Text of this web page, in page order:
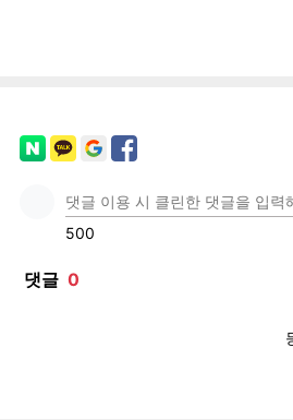
유
로그
트위 카카